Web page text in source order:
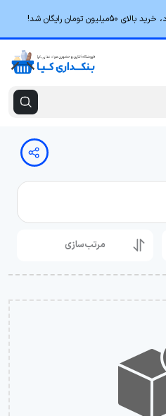
مرتب‌سازی